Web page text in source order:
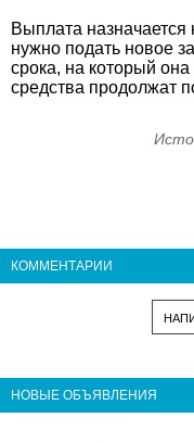
Выплата
нужно подать новое
срока, на который
средства продолжат
КОММЕНТАРИИ
НОВЫЕ ОБЪЯВЛЕНИЯ